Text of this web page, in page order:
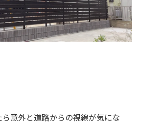
意外と道路からの視線が気にな